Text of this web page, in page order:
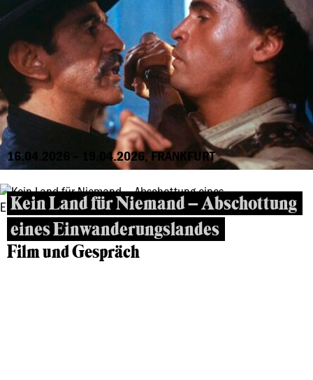
16.04.2026 – 19.04.2026, FRANKFURT
Kein Land für Niemand – Abschottung
eines Einwanderungslandes
Film und Gespräch